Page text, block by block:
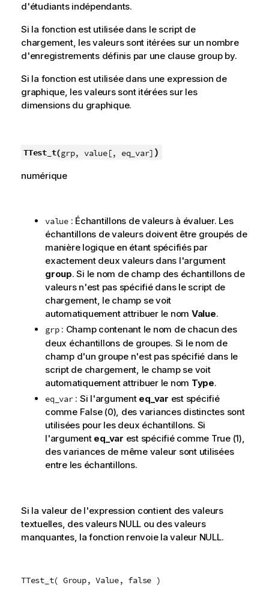
d'étudiants indépendants.
Si la fonction est utilisée dans le script de
chargement, les valeurs sont itérées sur un nombre
d'enregistrements définis par une clause group by.
Si la fonction est utilisée dans une expression de
graphique, les valeurs sont itérées sur les
dimensions du graphique.
TTest_t(grp, value[, eq_var] )
numérique
value: Échantillons de valeurs à évaluer. Les
échantillons de valeurs doivent être groupés de
manière logique en étant spécifiés par
exactement deux valeurs dans l'argument
group. Si le nom de champ des échantillons de
valeurs n'est pas spécifié dans le script de
chargement, le champ se voit
automatiquement attribuer le nom Value.
grp: Champ contenant le nom de chacun des
deux échantillons de groupes. Si le nom de
champ d'un groupe n'est pas spécifié dans le
script de chargement, le champ se voit
automatiquement attribuer le nom Type.
eq_var: Si l'argument eq_var est spécifié
comme False(0), des variances distinctes sont
utilisées pour les deux échantillons. Si
l'argument eq_var est spécifié comme True(1),
des variances de même valeur sont utilisées
entre les échantillons.
Si la valeur de l'expression contient des valeurs
textuelles, des valeurs NULL ou des valeurs
manquantes, la fonction renvoie la valeur NULL.
TTest_t( Group, Value, false )